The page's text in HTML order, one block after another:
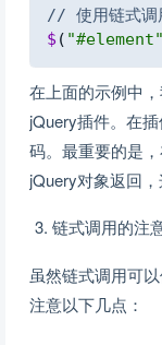
// 使用链式调
$ ( "#element"
在上面的示例中
jQuery插件。在
码。最重要的是
jQuery对象返回，
链式调用的注
虽然链式调用可
注意以下几点：